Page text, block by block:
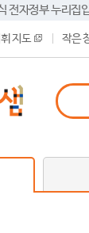
전자정부 누리집
지도 작은